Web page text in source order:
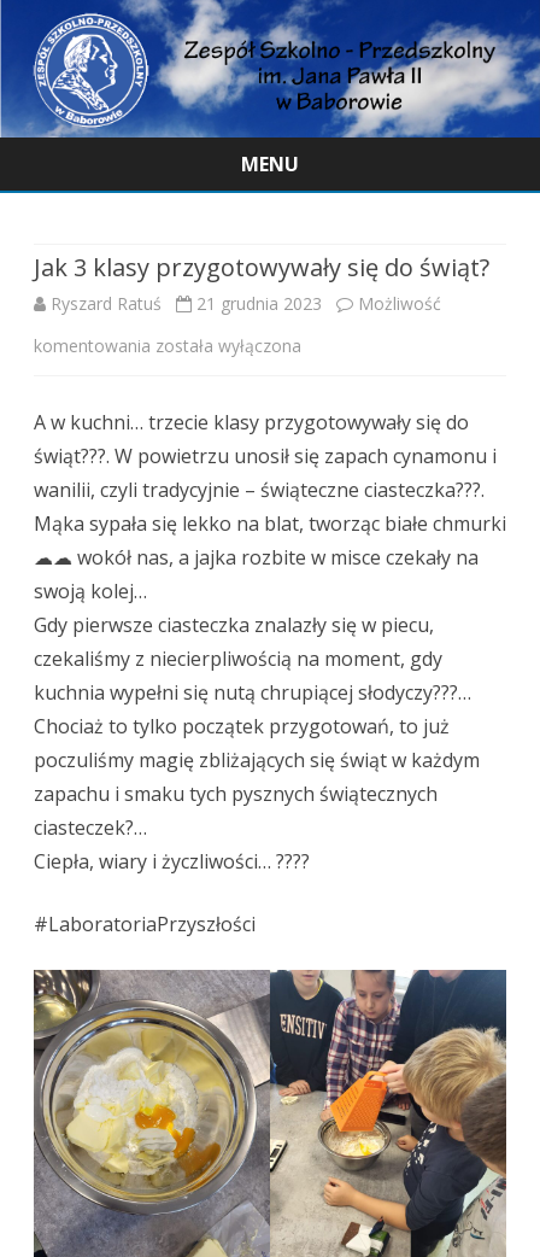
MENU
Jak 3 klasy przygotowywały się do świąt?
Ryszard Ratuś 21 grudnia 2023
Możliwość
komentowania Jak
klasy
się
do
została wyłączona
A w kuchni… trzecie klasy przygotowywały się do
świąt???. W powietrzu unosił się zapach cynamonu i
wanilii, czyli tradycyjnie – świąteczne ciasteczka???.
Mąka sypała się lekko na blat, tworząc białe chmurki
☁☁ wokół nas, a jajka rozbite w misce czekały na
swoją kolej…
Gdy pierwsze ciasteczka znalazły się w piecu,
czekaliśmy z niecierpliwością na moment, gdy
kuchnia wypełni się nutą chrupiącej słodyczy???…
Chociaż to tylko początek przygotowań, to już
poczuliśmy magię zbliżających się świąt w każdym
zapachu i smaku tych pysznych świątecznych
ciasteczek?…
Ciepła, wiary i życzliwości… ????
#LaboratoriaPrzyszłości